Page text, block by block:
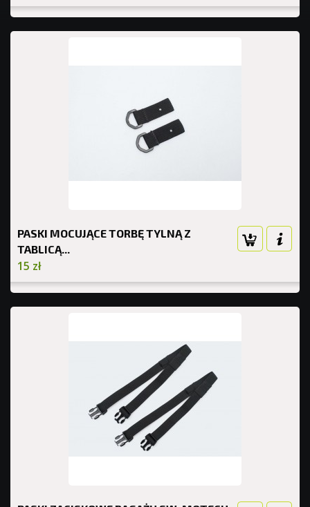
PASKI MOCUJĄCE TORBĘ TYLNĄ Z
TABLICĄ...
15 zł